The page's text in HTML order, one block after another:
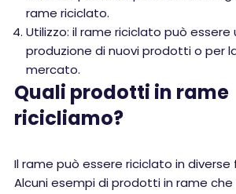
rame riciclato.
Utilizzo: il rame riciclato può
produzione di nuovi prodotti o per
mercato.
Quali prodotti in rame
ricicliamo?
Il rame può essere riciclato in
Alcuni esempi di prodotti in rame che